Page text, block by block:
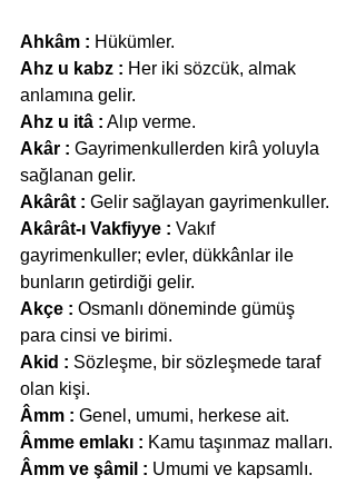
Ahkâm : Hükümler.
Ahz u kabz : Her iki sözcük, almak
anlamına gelir.
Ahz u itâ : Alıp verme.
Akâr : Gayrimenkullerden kirâ yoluyla
sağlanan gelir.
Akârât : Gelir sağlayan gayrimenkuller.
Akârât-ı Vakfiyye : Vakıf
gayrimenkuller; evler, dükkânlar ile
bunların getirdiği gelir.
Akçe : Osmanlı döneminde gümüş
para cinsi ve birimi.
Akid : Sözleşme, bir sözleşmede taraf
olan kişi.
Âmm : Genel, umumi, herkese ait.
Âmme emlakı : Kamu taşınmaz malları.
Âmm ve şâmil : Umumi ve kapsamlı.